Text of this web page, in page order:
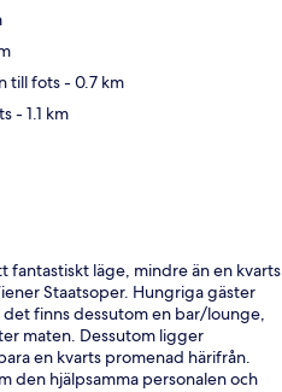
till fots- 0.7 km
- 1.1 km
fantastiskt läge, mindre än en kvarts
Staatsoper. Hungriga gäster
det finns dessutom en bar/lounge,
maten. Dessutom ligger
en kvarts promenad härifrån.
den hjälpsamma personalen och